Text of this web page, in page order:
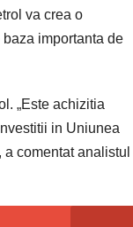
va crea o
importanta de
„Este achizitia
in Uniunea
comentat analistul